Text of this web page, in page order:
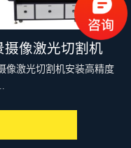
数非金属材料的切割雕
如：亚克力、木料、皮
料、毛料、太阳能板等，
买入门级激光切割机的首
摄像激光切割机
像激光切割机安装高精度